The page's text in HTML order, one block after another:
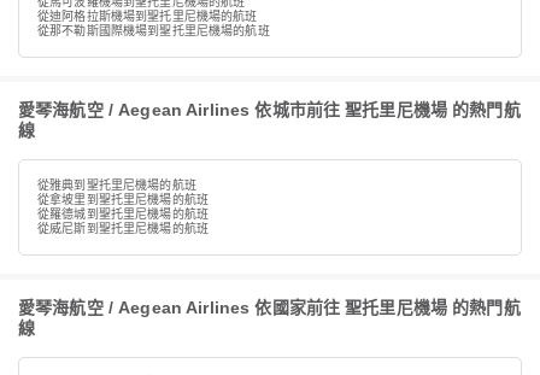
從迪阿格拉斯機場到聖托里尼機場的航班
從那不勒斯國際機場到聖托里尼機場的航班
愛琴海航空 / Aegean Airlines 依城市前往 聖托里尼機場 的熱門航
線
從雅典到聖托里尼機場的航班
從拿坡里到聖托里尼機場的航班
從羅德城到聖托里尼機場的航班
從威尼斯到聖托里尼機場的航班
愛琴海航空 / Aegean Airlines 依國家前往 聖托里尼機場 的熱門航
線